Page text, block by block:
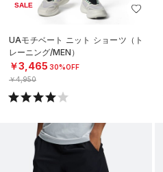
SALE
UAモチベート ニット ショーツ（ト
レーニング/MEN）
￥3,465 30%OFF
￥4,950